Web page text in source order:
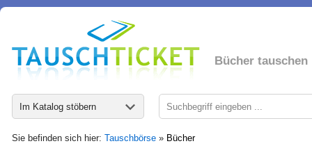
Bücher tauschen
Im Katalog stöbern
Sie befinden sich hier: Tauschbörse » Bücher